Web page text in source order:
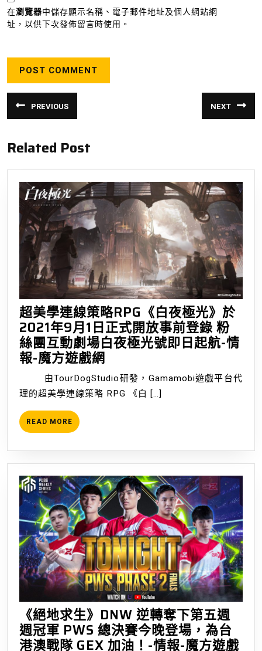
在瀏覽器中儲存顯示名稱、電子郵件地址及個人網站網
址，以供下次發佈留言時使用。
文
章
覽
PREVIOUS
Previous
post:
NEXT
Next
post:
Related Post
超美學連線策略RPG《白夜極光》於
2021年9月1日正式開放事前登錄 粉
絲團互動劇場白夜極光號即日起航-情
報-魔方遊戲網
美
學
連
略
RPG《白
夜
極
光》
於
2021
年
9
月
1
日
正
由TourDogStudio研發，Gamamobi遊戲平台代
理的超美學連線策略 RPG 《白 […]
READ MORE READ
MORE
《絕地求生》DNW 逆轉奪下第五週
週冠軍 PWS 總決賽今晚登場，為台
港澳戰隊 GEX 加油！-情報-魔方遊戲